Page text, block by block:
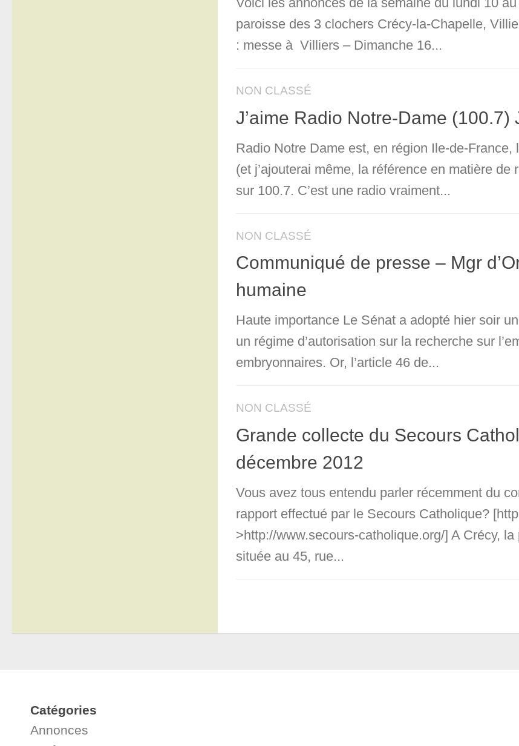
paroisse des 3 clochers Crécy-la-Chapelle,
: messe à Villiers – Dimanche 16...
NON CLASSÉ
J’aime Radio Notre-Dame
Radio Notre Dame est, en région Ile-de-
(et j’ajouterai même, la référence en matière
sur 100.7. C’est une radio vraiment...
NON CLASSÉ
Communiqué de presse – Mgr
humaine
Haute importance Le Sénat a adopté hier soir
un régime d’autorisation sur la recherche sur
embryonnaires. Or, l’article 46 de...
NON CLASSÉ
Grande collecte du Secours
décembre 2012
Vous avez tous entendu parler récemment du
rapport effectué par le Secours Catholique?
>http://www.secours-catholique.org/] A Crécy,
située au 45, rue...
Catégories
Annonces